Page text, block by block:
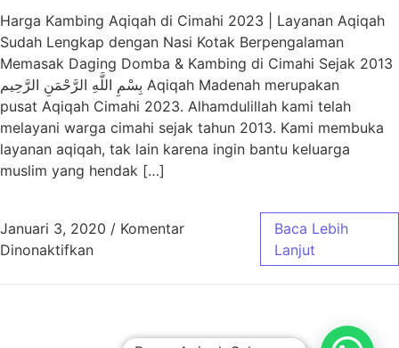
Harga Kambing Aqiqah di Cimahi 2023 | Layanan Aqiqah
Sudah Lengkap dengan Nasi Kotak Berpengalaman
Memasak Daging Domba & Kambing di Cimahi Sejak 2013
بِسْمِ اللَّهِ الرَّحْمَنِ الرَّحِيم Aqiqah Madenah merupakan
pusat Aqiqah Cimahi 2023. Alhamdulillah kami telah
melayani warga cimahi sejak tahun 2013. Kami membuka
layanan aqiqah, tak lain karena ingin bantu keluarga
muslim yang hendak […]
Januari 3, 2020 / Komentar
Dinonaktifkanpada Harga Paket Aqiqah Cimahi – Aqiqah
Baca Lebih
Lanjut